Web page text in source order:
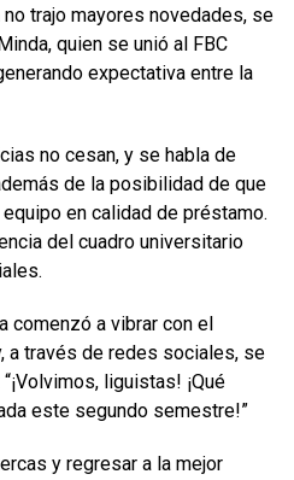
no trajo mayores novedades, se
quien se unió al FBC
expectativa entre la
no cesan, y se habla de
de la posibilidad de que
en calidad de préstamo.
del cuadro universitario
comenzó a vibrar con el
a través de redes sociales, se
liguistas! ¡Qué
este segundo semestre!”
y regresar a la mejor